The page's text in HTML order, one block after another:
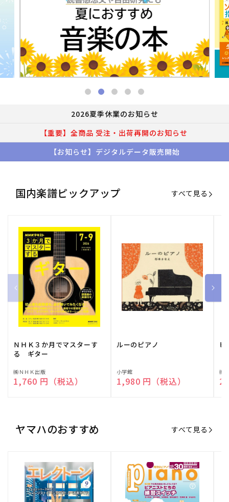
2026夏季休業のお知らせ
【重要】全商品 受注・出荷再開のお知らせ
【お知らせ】デジタルデータ販売開始
国内楽譜ピックアップ すべて見る
ＮＨＫ３か月でマスターす
る ギター
販
売
㈱ＮＨＫ出版
通常価格
1,760 円（税込）
ルーのピアノ
販
売
小学館
通常価格
1,980 円（税込）
ピ
販
売
㈱
ヤマハのおすすめ すべて見る